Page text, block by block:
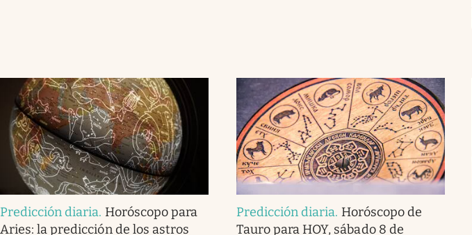
Predicción diaria. Horóscopo para
Aries: la predicción de los astros
Predicción diaria. Horóscopo de
Tauro para HOY, sábado 8 de